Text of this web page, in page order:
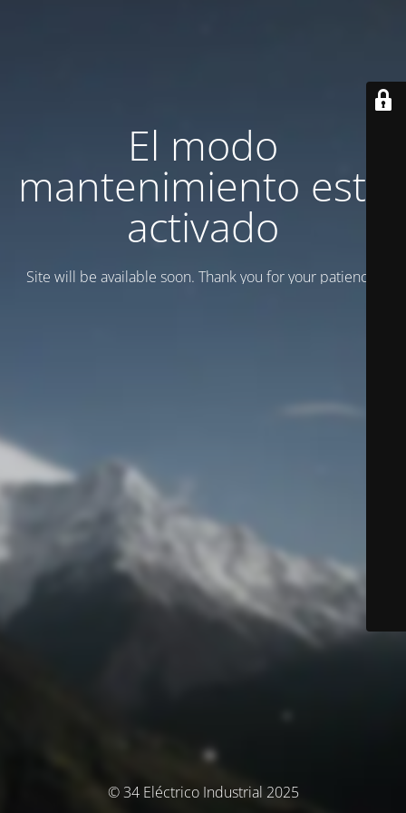
El modo
mantenimiento está
activado
Site will be available soon. Thank you for your patience!
© 34 Eléctrico Industrial 2025